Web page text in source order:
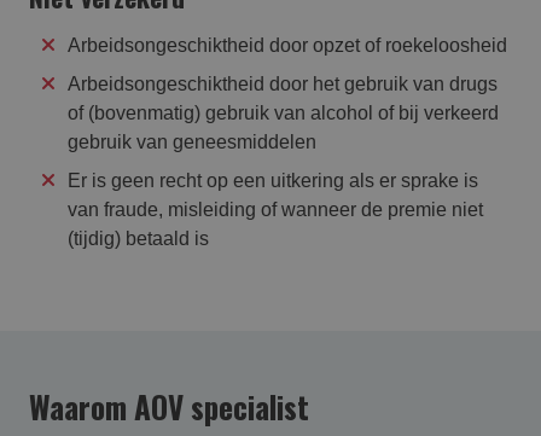
Arbeidsongeschiktheid door opzet of roekeloosheid
Arbeidsongeschiktheid door het gebruik van drugs
of (bovenmatig) gebruik van alcohol of bij verkeerd
gebruik van geneesmiddelen
Er is geen recht op een uitkering als er sprake is
van fraude, misleiding of wanneer de premie niet
(tijdig) betaald is
Waarom AOV specialist